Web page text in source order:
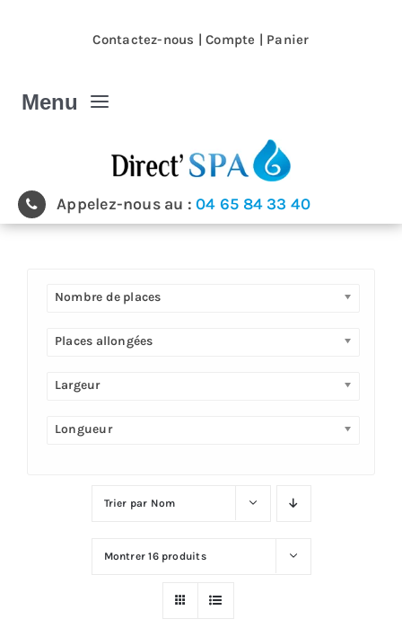
Appelez-nous au :04 65 84 33 40
Contactez-nous |Compte | Panier
Menu
Nos magasins
Spa de nage
Produits & accessoires
Nombre de places
Places allongées
Largeur
Longueur
Trier par Nom
Montrer16 produits